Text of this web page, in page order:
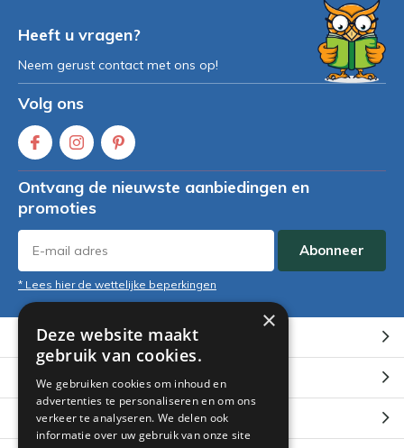
Heeft u vragen?
Neem gerust contact met ons op!
Volg ons
Ontvang de nieuwste aanbiedingen en
promoties
Abonneer
* Lees hier de wettelijke beperkingen
Klantenservice
Mijn account
Categorieën
×
Deze website maakt
gebruik van cookies.
We gebruiken cookies om inhoud en
advertenties te personaliseren en om ons
verkeer te analyseren. We delen ook
informatie over uw gebruik van onze site